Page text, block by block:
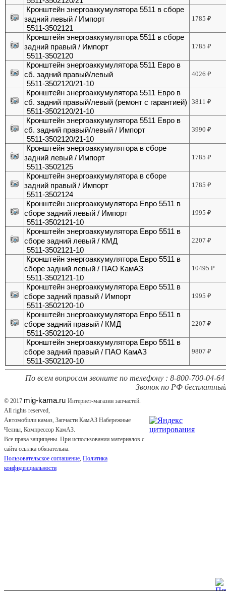
Кронштейн энергоаккумулятора 5511 в сборе
задний левый / Импорт
5511-3502121
1785₽
Кронштейн энергоаккумулятора 5511 в сборе
задний правый / Импорт
5511-3502120
1785₽
Кронштейн энергоаккумулятора 5511 Евро в
сб. задний правый/левый
5511-3502120/21-10
4026₽
Кронштейн энергоаккумулятора 5511 Евро в
сб. задний правый/левый (ремонт с гарантией)
5511-3502120/21-10
3811₽
Кронштейн энергоаккумулятора 5511 Евро в
сб. задний правый/левый / Импорт
5511-3502120/21-10
3990₽
Кронштейн энергоаккумулятора в сборе
задний левый / Импорт
5511-3502125
1785₽
Кронштейн энергоаккумулятора в сборе
задний правый / Импорт
5511-3502124
1785₽
Кронштейн энергоаккумулятора Евро 5511 в
сборе задний левый / Импорт
5511-3502121-10
1995₽
Кронштейн энергоаккумулятора Евро 5511 в
сборе задний левый / КМД
5511-3502121-10
2207₽
Кронштейн энергоаккумулятора Евро 5511 в
сборе задний левый / ПАО КамАЗ
5511-3502121-10
10495₽
Кронштейн энергоаккумулятора Евро 5511 в
сборе задний правый / Импорт
5511-3502120-10
1995₽
Кронштейн энергоаккумулятора Евро 5511 в
сборе задний правый / КМД
5511-3502120-10
2207₽
Кронштейн энергоаккумулятора Евро 5511 в
сборе задний правый / ПАО КамАЗ
5511-3502120-10
9807₽
По всем вопросам звоните по телефону : 8-800-700-04-64
Звонок по РФ
© 2017 mig-kama.ru Интернет-магазин запчастей.
All rights reserved,
Автомобили камаз, Запчасти КамАЗ Набережные
Челны, Компрессор КамАЗ.
Все права защищены. При использовании материалов с
сайта ссылка обязательна.
Пользовательское соглашение, Политика
конфиденциальности